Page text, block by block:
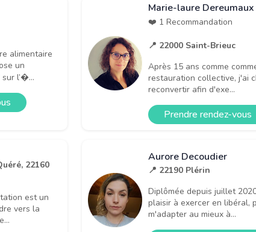
alimentaire
un
l’�...
Marie-laure Dereumaux
❤️ 1 Recommandation
📍 22000 Saint-Brieuc
Après 15 ans comme
restauration collective, j'ai
reconvertir afin d'exe...
Prendre rendez-vous
22160
est un
vers la
Aurore Decoudier
📍 22190 Plérin
Diplômée depuis juillet
plaisir à exercer en libéral,
m'adapter au mieux à...